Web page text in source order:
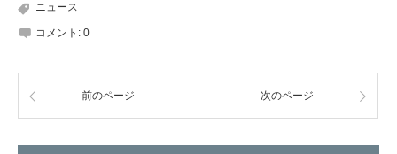
ニュース
コメント: 0
前のページ 次のページ